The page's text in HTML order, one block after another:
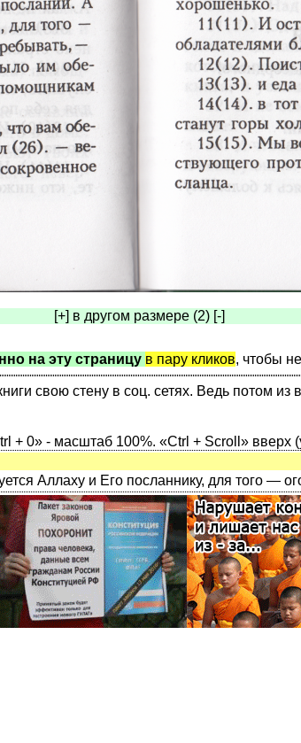
[+] в другом размере (2) [-]
на эту страницу в пару кликов, чтобы
свою стену в соц. сетях. Ведь потом
+ 0» - масштаб 100%. «Ctrl + Scroll» вверх
Аллаху и Его посланнику, для того —